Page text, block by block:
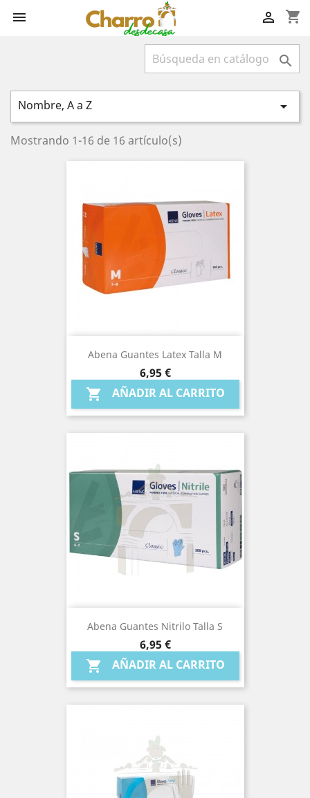
 shopping_cart


Nombre, A a Z 
Mostrando 1-16 de 16 artículo(s)
Abena Guantes Latex Talla M
Precio
6,95 €
 AÑADIR AL CARRITO
Abena Guantes Nitrilo Talla S
Precio
6,95 €
 AÑADIR AL CARRITO